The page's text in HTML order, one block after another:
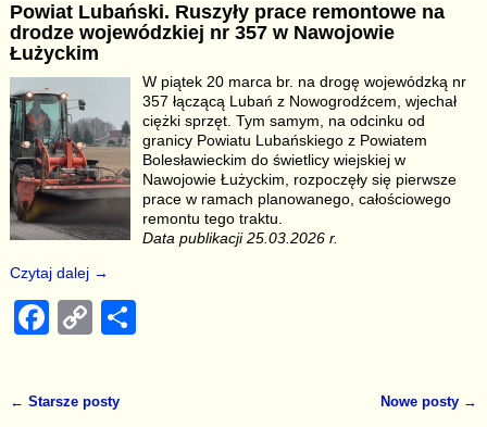
e
b
o
o
k
y
Li
k
e
Powiat Lubański. Ruszyły prace remontowe na
drodze wojewódzkiej nr 357 w Nawojowie
Łużyckim
W piątek 20 marca br. na drogę wojewódzką nr
357 łączącą Lubań z Nowogrodźcem, wjechał
ciężki sprzęt. Tym samym, na odcinku od
granicy Powiatu Lubańskiego z Powiatem
Bolesławieckim do świetlicy wiejskiej w
Nawojowie Łużyckim, rozpoczęły się pierwsze
prace w ramach planowanego, całościowego
remontu tego traktu.
Data publikacji 25.03.2026 r.
Czytaj dalej →
F
C
p
← Starsze posty Nowe posty →